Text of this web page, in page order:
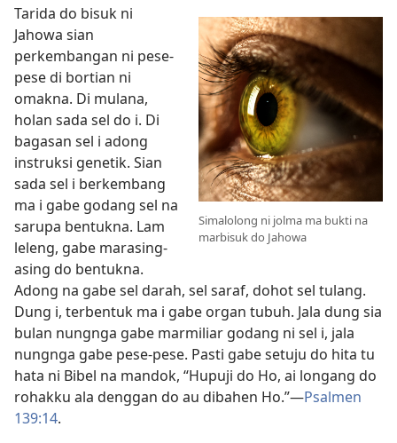
Simalolong ni jolma ma bukti na
marbisuk do Jahowa
Tarida do bisuk ni
Jahowa sian
perkembangan ni pese-
pese di bortian ni
omakna. Di mulana,
holan sada sel do i. Di
bagasan sel i adong
instruksi genetik. Sian
sada sel i berkembang
ma i gabe godang sel na
sarupa bentukna. Lam
leleng, gabe marasing-
asing do bentukna.
Adong na gabe sel darah, sel saraf, dohot sel tulang.
Dung i, terbentuk ma i gabe organ tubuh. Jala dung sia
bulan nungnga gabe marmiliar godang ni sel i, jala
nungnga gabe pese-pese. Pasti gabe setuju do hita tu
hata ni Bibel na mandok, “Hupuji do Ho, ai longang do
rohakku ala denggan do au dibahen Ho.”—Psalmen
139:14.